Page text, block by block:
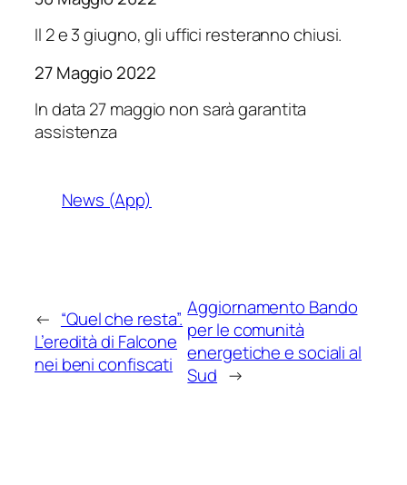
Il 2 e 3 giugno, gli uffici resteranno chiusi.
27 Maggio 2022
In data 27 maggio non sarà garantita
assistenza
News (App)
← “Quel che resta”.
L’eredità di Falcone
nei beni confiscati
Aggiornamento Bando
per le comunità
energetiche e sociali al
Sud →